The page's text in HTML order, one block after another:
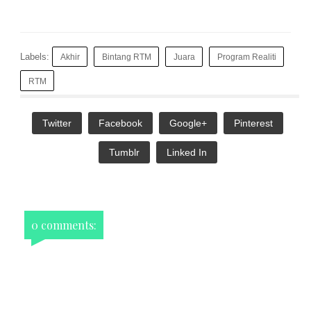
Labels: Akhir Bintang RTM Juara Program Realiti
RTM
Twitter Facebook Google+ Pinterest
Tumblr Linked In
0 comments: